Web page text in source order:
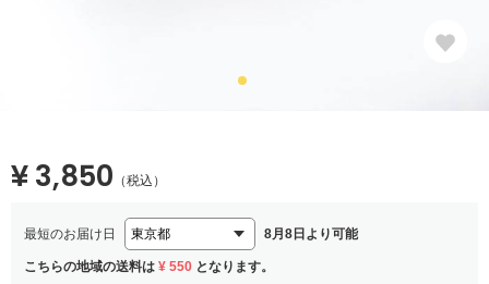
¥ 3,850 （税込）
最短のお届け日 8月8日より可能
こちらの地域の送料は ¥ 550 となります。